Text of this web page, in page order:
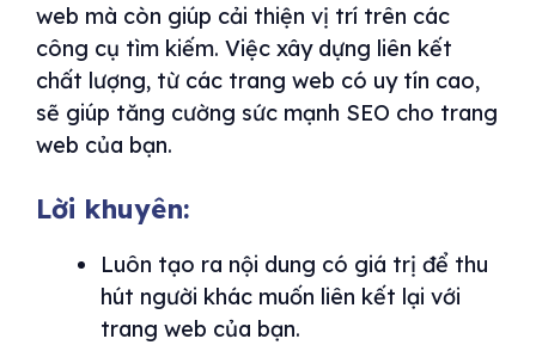
web mà còn giúp cải thiện vị trí trên các
công cụ tìm kiếm. Việc xây dựng liên kết
chất lượng, từ các trang web có uy tín cao,
sẽ giúp tăng cường sức mạnh SEO cho trang
web của bạn.
Lời khuyên:
Luôn tạo ra nội dung có giá trị để thu
hút người khác muốn liên kết lại với
trang web của bạn.